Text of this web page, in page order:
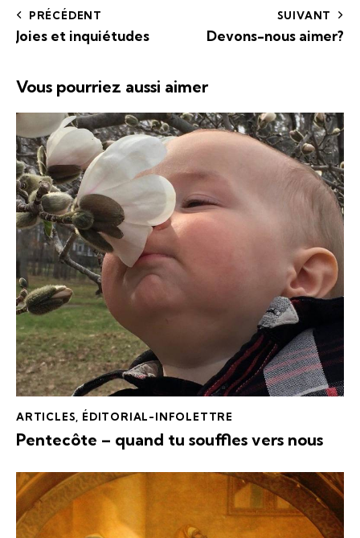
PRÉCÉDENT
Joies et inquiétudes
SUIVANT
Devons-nous aimer?
Vous pourriez aussi aimer
ARTICLES ÉDITORIAL-INFOLETTRE
Pentecôte – quand tu souffles vers nous